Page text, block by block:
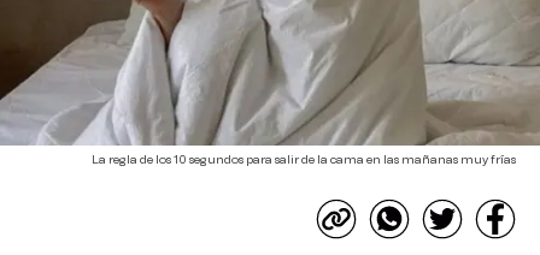
La regla de los 10 segundos para salir de la cama en las mañanas muy frías